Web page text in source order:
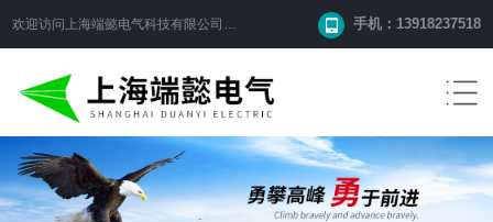
欢迎访问 上海端懿电气科技有限公司 网站！ 手机：13918237518